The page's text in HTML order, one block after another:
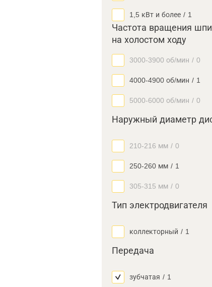
1,5 кВт и более / 1
Частота вращения
на холостом ходу
3000-3900 об/мин / 0
4000-4900 об/мин / 1
5000-6000 об/мин / 0
Наружный диаметр
210-216 мм / 0
250-260 мм / 1
305-315 мм / 0
Тип электродвигателя
коллекторный / 1
Передача
зубчатая / 1